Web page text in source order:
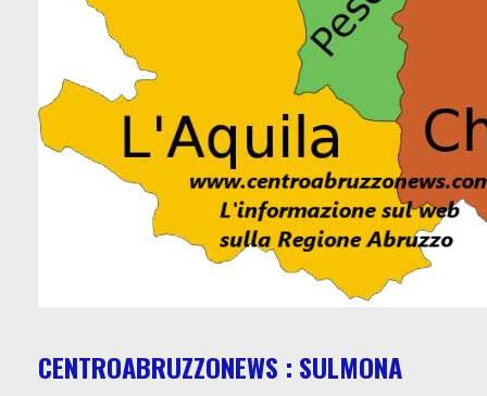
CENTROABRUZZONEWS : SULMONA